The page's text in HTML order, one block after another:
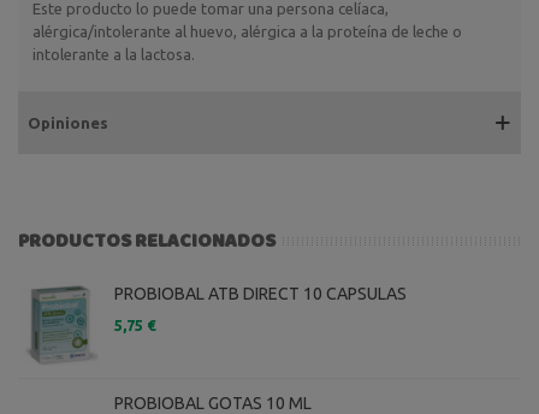
Este producto lo puede tomar una persona celíaca,
alérgica/intolerante al huevo, alérgica a la proteína de leche o
intolerante a la lactosa.
Opiniones
PRODUCTOS RELACIONADOS
PROBIOBAL ATB DIRECT 10 CAPSULAS
5,75 €
PROBIOBAL GOTAS 10 ML